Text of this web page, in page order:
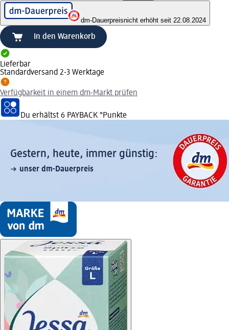
dm-Dauerpreisnicht erhöht seit 22.08.2024
In den Warenkorb
Lieferbar
Standardversand 2-3 Werktage
Verfügbarkeit in einem dm-Markt prüfen
Du erhältst 6 PAYBACK °Punkte
Gestern, heute, immer günstig:
unser dm-Dauerpreis